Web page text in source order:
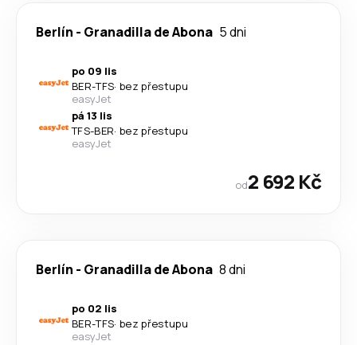
Berlín - Granadilla de Abona 5 dni
po 09 lis
BER-TFS· bez přestupu
easyJet
pá 13 lis
TFS-BER· bez přestupu
easyJet
od2 692 Kč
Berlín - Granadilla de Abona 8 dni
po 02 lis
BER-TFS· bez přestupu
easyJet